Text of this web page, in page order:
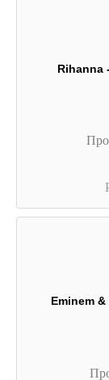
Rihanna
Eminem